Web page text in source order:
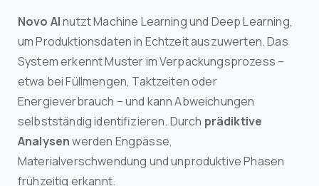
Novo AInutzt Machine Learning und Deep Learning,
um Produktionsdaten in Echtzeit auszuwerten. Das
System erkennt Muster im Verpackungsprozess –
etwa bei Füllmengen, Taktzeiten oder
Energieverbrauch – und kann Abweichungen
selbstständig identifizieren. Durch prädiktive
Analysenwerden Engpässe,
Materialverschwendung und unproduktive Phasen
frühzeitig erkannt.